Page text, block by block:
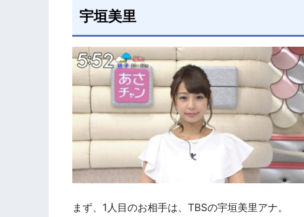
宇垣美里
まず、1人目のお相手は、TBSの宇垣美里アナ。